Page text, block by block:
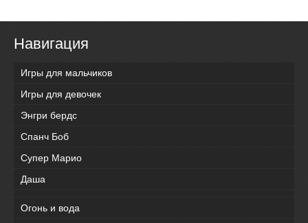
Навигация
Игры для мальчиков
Игры для девочек
Энгри бердс
Спанч Боб
Супер Марио
Даша
Огонь и вода